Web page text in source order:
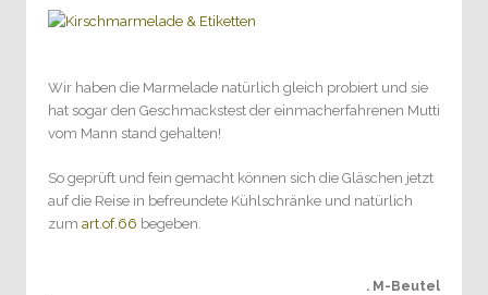
Wir haben die Marmelade natürlich gleich probiert und sie
hat sogar den Geschmackstest der einmacherfahrenen Mutti
vom Mann stand gehalten!
So geprüft und fein gemacht können sich die Gläschen jetzt
auf die Reise in befreundete Kühlschränke und natürlich
zum art.of.66 begeben.
. M-Beutel